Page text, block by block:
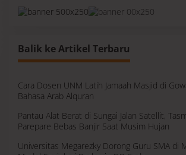
Balik ke Artikel Terbaru
Cara Dosen UNM Latih Jamaah Masjid di
Bahasa Arab Alquran
Pantau Alat Berat di Sungai Jalan Satellit,
Parepare Bebas Banjir Saat Musim Hujan
Universitas Megarezky Dorong Guru SMA di